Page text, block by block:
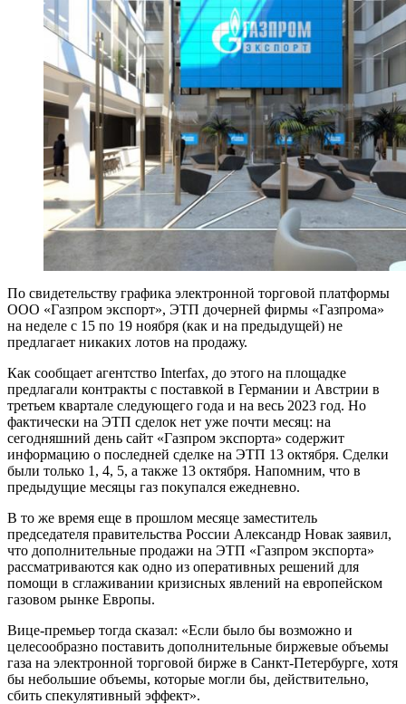
По свидетельству графика электронной торговой платформы
ООО «Газпром экспорт», ЭТП дочерней фирмы «Газпрома»
на неделе с 15 по 19 ноября (как и на предыдущей) не
предлагает никаких лотов на продажу.
Как сообщает агентство Interfax, до этого на площадке
предлагали контракты с поставкой в Германии и Австрии в
третьем квартале следующего года и на весь 2023 год. Но
фактически на ЭТП сделок нет уже почти месяц: на
сегодняшний день сайт «Газпром экспорта» содержит
информацию о последней сделке на ЭТП 13 октября. Сделки
были только 1, 4, 5, а также 13 октября. Напомним, что в
предыдущие месяцы газ покупался ежедневно.
В то же время еще в прошлом месяце заместитель
председателя правительства России Александр Новак заявил,
что дополнительные продажи на ЭТП «Газпром экспорта»
рассматриваются как одно из оперативных решений для
помощи в сглаживании кризисных явлений на европейском
газовом рынке Европы.
Вице-премьер тогда сказал: «Если было бы возможно и
целесообразно поставить дополнительные биржевые объемы
газа на электронной торговой бирже в Санкт-Петербурге, хотя
бы небольшие объемы, которые могли бы, действительно,
сбить спекулятивный эффект».